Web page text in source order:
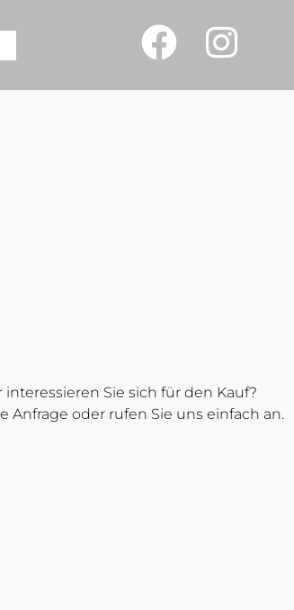
Sie sich für den Kauf?
Anfrage oder rufen Sie uns einfach an.